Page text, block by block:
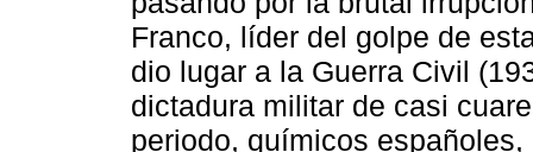
Franco, líder del golpe de
dio lugar a la Guerra Civil
dictadura militar de casi
periodo, químicos